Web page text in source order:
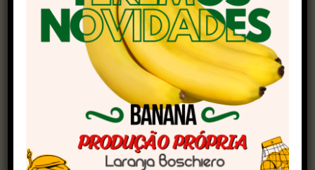
Em alguns casos, foi aplicado um fator de
correção que reduz ainda mais a indenização.
No município de Jeremoabo (BA), por exemplo,
mesmo com uma cobertura de 40%, foi aplicado
um fator de correção de menos de 20%. O
produtor, portanto, paga 23% de seguro e tem
direito a apenas 30% em caso de perda.